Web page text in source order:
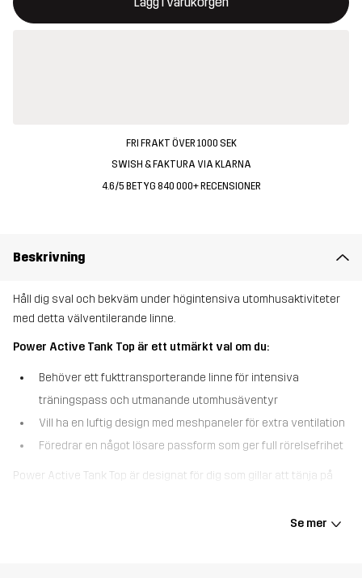
FRI FRAKT ÖVER 1000 SEK
SWISH & FAKTURA VIA KLARNA
4.6/5 BETYG 840 000+ RECENSIONER
Beskrivning
Håll dig sval och bekväm under högintensiva utomhusaktiviteter
med detta välventilerande linne.
Power Active Tank Top är ett utmärkt val om du:
Behöver ett fukttransporterande linne för intensiva
träningspass och utmanande utomhusäventyr
Vill ha en luftig design med meshpaneler för extra ventilation
Föredrar en något lösare passform som ger full rörelsefrihet
Power Active Tank Top är designat för dig som gillar att tänja på
Se mer